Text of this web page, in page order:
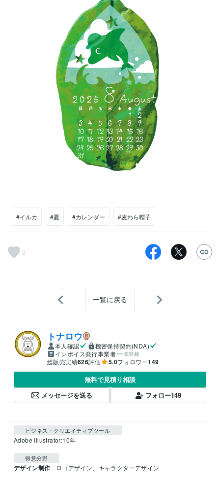
#イルカ #夏 #カレンダー #麦わら帽子
2
一覧に戻る
トナロウ
本人確認
機密保持契約(NDA)
インボイス発行事業者
未登録
総販売実績626評価 5.0フォロワー149
無料で見積り相談
メッセージを送る
フォロー149
ビジネス・クリエイティブツール
Adobe Illustrator:10年
得意分野
デザイン制作 ロゴデザイン、キャラクターデザイン